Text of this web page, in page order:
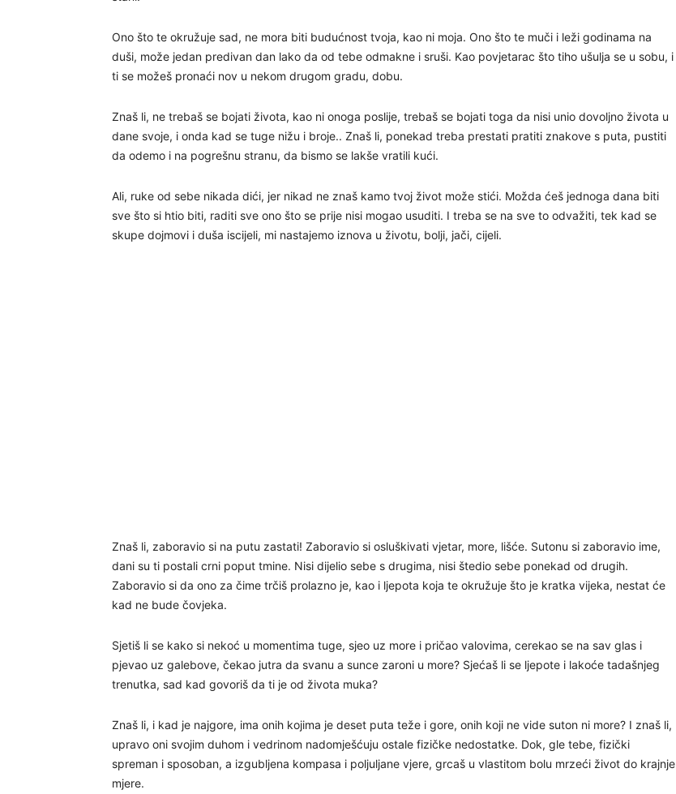
Ono što te okružuje sad, ne mora biti budućnost tvoja, kao ni moja. Ono što te muči i leži godinama na
duši, može jedan predivan dan lako da od tebe odmakne i sruši. Kao povjetarac što tiho ušulja se u sobu, i
ti se možeš pronaći nov u nekom drugom gradu, dobu.
Znaš li, ne trebaš se bojati života, kao ni onoga poslije, trebaš se bojati toga da nisi unio dovoljno života u
dane svoje, i onda kad se tuge nižu i broje.. Znaš li, ponekad treba prestati pratiti znakove s puta, pustiti
da odemo i na pogrešnu stranu, da bismo se lakše vratili kući.
Ali, ruke od sebe nikada dići, jer nikad ne znaš kamo tvoj život može stići. Možda ćeš jednoga dana biti
sve što si htio biti, raditi sve ono što se prije nisi mogao usuditi. I treba se na sve to odvažiti, tek kad se
skupe dojmovi i duša iscijeli, mi nastajemo iznova u životu, bolji, jači, cijeli.
Znaš li, zaboravio si na putu zastati! Zaboravio si osluškivati vjetar, more, lišće. Sutonu si zaboravio ime,
dani su ti postali crni poput tmine. Nisi dijelio sebe s drugima, nisi štedio sebe ponekad od drugih.
Zaboravio si da ono za čime trčiš prolazno je, kao i ljepota koja te okružuje što je kratka vijeka, nestat će
kad ne bude čovjeka.
Sjetiš li se kako si nekoć u momentima tuge, sjeo uz more i pričao valovima, cerekao se na sav glas i
pjevao uz galebove, čekao jutra da svanu a sunce zaroni u more? Sjećaš li se ljepote i lakoće tadašnjeg
trenutka, sad kad govoriš da ti je od života muka?
Znaš li, i kad je najgore, ima onih kojima je deset puta teže i gore, onih koji ne vide suton ni more? I znaš li,
upravo oni svojim duhom i vedrinom nadomješćuju ostale fizičke nedostatke. Dok, gle tebe, fizički
spreman i sposoban, a izgubljena kompasa i poljuljane vjere, grcaš u vlastitom bolu mrzeći život do krajnje
mjere.